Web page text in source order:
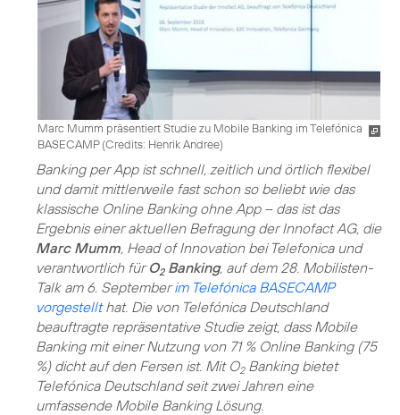
Marc Mumm präsentiert Studie zu Mobile Banking im Telefónica
BASECAMP (Credits: Henrik Andree)
Banking per App ist schnell, zeitlich und örtlich flexibel
und damit mittlerweile fast schon so beliebt wie das
klassische Online Banking ohne App – das ist das
Ergebnis einer aktuellen Befragung der Innofact AG, die
Marc Mumm , Head of Innovation bei Telefonica und
verantwortlich für O2Banking, auf dem 28. Mobilisten-
Talk am 6. Septemberim Telefónica BASECAMP
vorgestellthat. Die von Telefónica Deutschland
beauftragte repräsentative Studie zeigt, dass Mobile
Banking mit einer Nutzung von 71 % Online Banking (75
%) dicht auf den Fersen ist. Mit O2Banking bietet
Telefónica Deutschland seit zwei Jahren eine
umfassende Mobile Banking Lösung.